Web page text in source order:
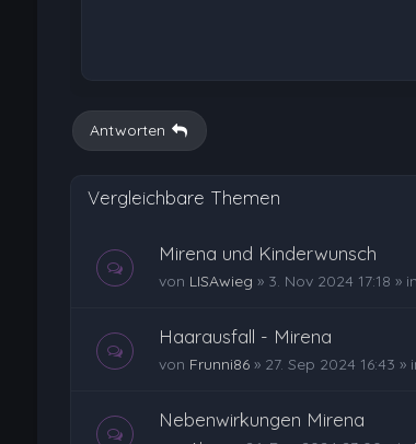
Antworten
Vergleichbare Themen
Mirena und Kinderwunsch
von LISAwieg » 3. Nov 2024 17:18 » in
Haarausfall - Mirena
von Frunni86» 27. Sep 2024 16:43 »
Nebenwirkungen Mirena